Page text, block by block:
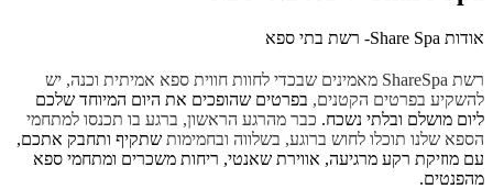
אודות Share Spa- רשת בתי ספא
רשת ShareSpa מאמינים שבכדי לחוות חווית ספא אמיתית וכנה, יש
להשקיע בפרטים הקטנים, בפרטים שהופכים את היום המיוחד שלכם
ליום מושלם ובלתי נשכח. כבר מהרגע הראשון, ברגע בו תכנסו למתחמי
הספא שלנו תוכלו לחוש ברוגע, בשלווה ובחמימות שתקיף ותחבק אתכם,
עם מוזיקת רקע מרגיעה, אווירת שאנטי, ריחות משכרים ומתחמי ספא
מהפנטים.